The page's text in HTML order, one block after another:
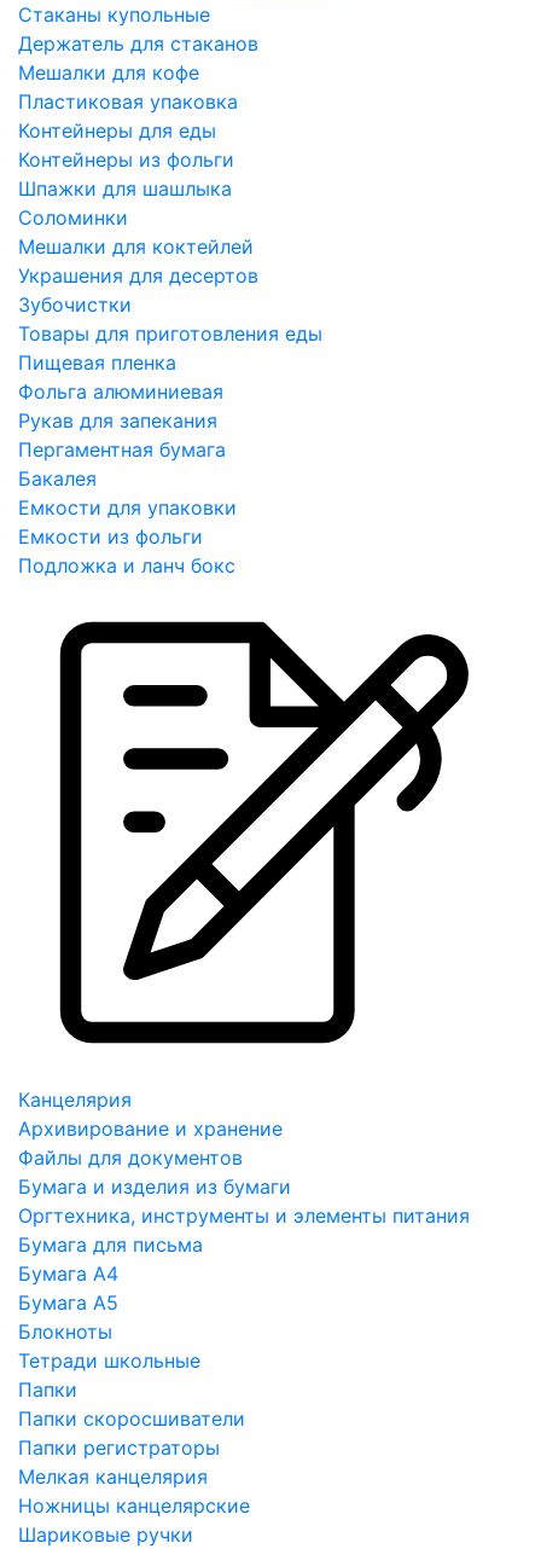
Стаканы купольные
Держатель для стаканов
Мешалки для кофе
Пластиковая упаковка
Контейнеры для еды
Контейнеры из фольги
Шпажки для шашлыка
Соломинки
Мешалки для коктейлей
Украшения для десертов
Зубочистки
Товары для приготовления еды
Пищевая пленка
Фольга алюминиевая
Рукав для запекания
Пергаментная бумага
Бакалея
Емкости для упаковки
Емкости из фольги
Подложка и ланч бокс
Канцелярия
Архивирование и хранение
Файлы для документов
Бумага и изделия из бумаги
Оргтехника, инструменты и элементы питания
Бумага для письма
Бумага А4
Бумага А5
Блокноты
Тетради школьные
Папки
Папки скоросшиватели
Папки регистраторы
Мелкая канцелярия
Ножницы канцелярские
Шариковые ручки